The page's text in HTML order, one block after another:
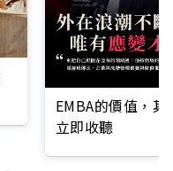
EMBA的價值，
立即收聽